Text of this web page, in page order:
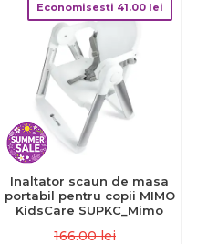
Economisesti 41.00 lei
Inaltator scaun de masa
portabil pentru copii MIMO
KidsCare SUPKC_Mimo
166.00 lei